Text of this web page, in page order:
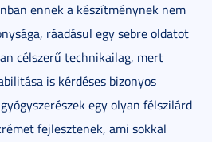
ennek a készítménynek nem
ráadásul egy sebre oldatot
célszerű technikailag, mert
is kérdéses bizonyos
egy olyan félszilárd
fejlesztenek, ami sokkal